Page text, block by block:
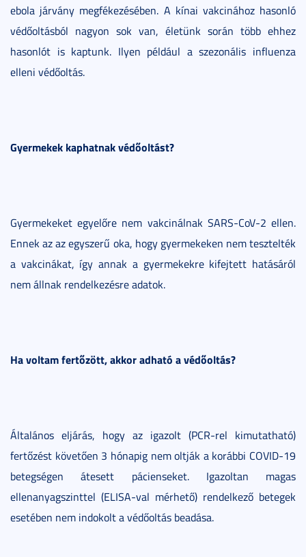
ebola járvány megfékezésében. A kínai vakcinához hasonló
védőoltásból nagyon sok van, életünk során több ehhez
hasonlót is kaptunk. Ilyen például a szezonális influenza
elleni védőoltás.
Gyermekek kaphatnak védőoltást?
Gyermekeket egyelőre nem vakcinálnak SARS-CoV-2 ellen.
Ennek az az egyszerű oka, hogy gyermekeken nem tesztelték
a vakcinákat, így annak a gyermekekre kifejtett hatásáról
nem állnak rendelkezésre adatok.
Ha voltam fertőzött, akkor adható a védőoltás?
Általános eljárás, hogy az igazolt (PCR-rel kimutatható)
fertőzést követően 3 hónapig nem oltják a korábbi COVID-19
betegségen átesett pácienseket. Igazoltan magas
ellenanyagszinttel (ELISA-val mérhető) rendelkező betegek
esetében nem indokolt a védőoltás beadása.